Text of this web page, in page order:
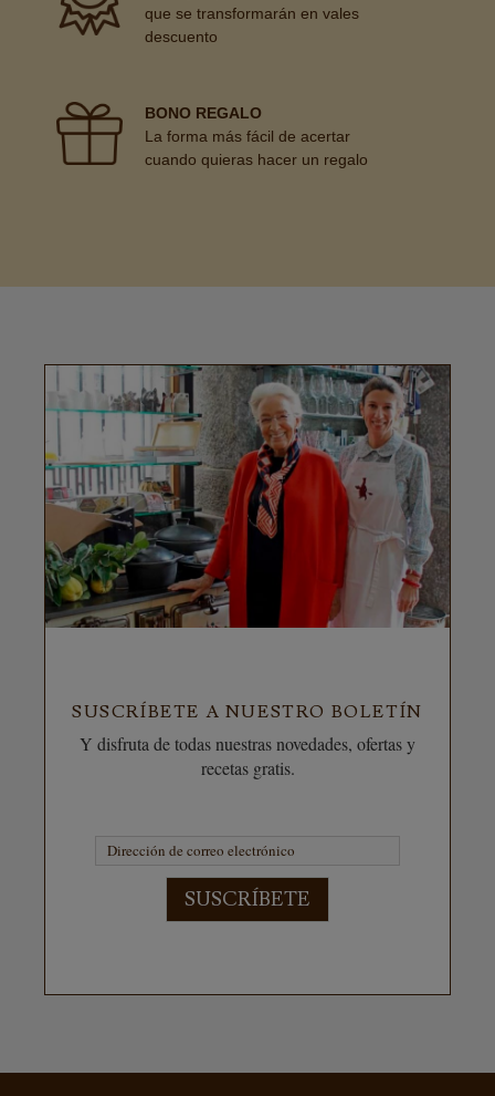
que se transformarán en vales
descuento
BONO REGALO
La forma más fácil de acertar
cuando quieras hacer un regalo
SUSCRÍBETE A NUESTRO BOLETÍN
Y disfruta de todas nuestras novedades, ofertas y
recetas gratis.
SUSCRÍBETE